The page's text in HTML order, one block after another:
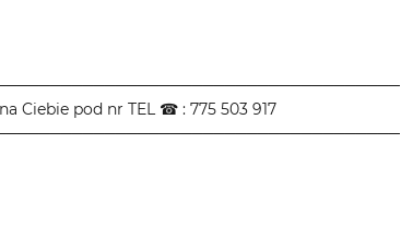
Ciebie pod nr TEL ☎ : 775 503 917